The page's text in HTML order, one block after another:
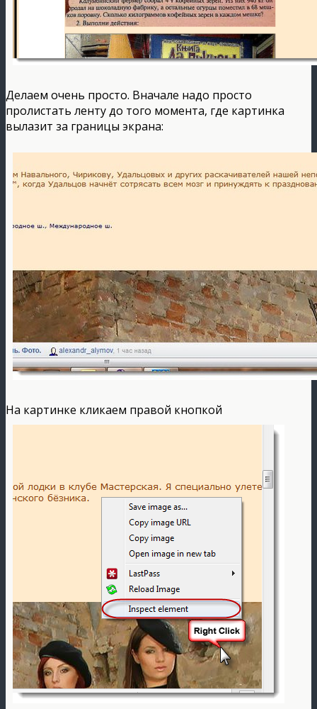
Делаем очень просто. Вначале надо просто
пролистать ленту до того момента, где картинка
вылазит за границы экрана:
На картинке кликаем правой кнопкой